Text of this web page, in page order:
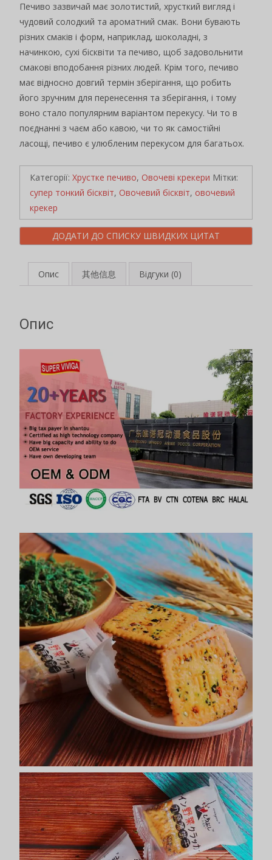
Печиво зазвичай має золотистий, хрусткий вигляд і
чудовий солодкий та ароматний смак. Вони бувають
різних смаків і форм, наприклад, шоколадні, з
начинкою, сухі бісквіти та печиво, щоб задовольнити
смакові вподобання різних людей. Крім того, печиво
має відносно довгий термін зберігання, що робить
його зручним для перенесення та зберігання, і тому
воно стало популярним варіантом перекусу. Чи то в
поєднанні з чаєм або кавою, чи то як самостійні
ласощі, печиво є улюбленим перекусом для багатьох.
Категорії: Хрустке печиво, Овочеві крекери Мітки:
супер тонкий бісквіт, Овочевий бісквіт, овочевий
крекер
ДОДАТИ ДО СПИСКУ ШВИДКИХ ЦИТАТ
Опис 其他信息 Відгуки (0)
Опис